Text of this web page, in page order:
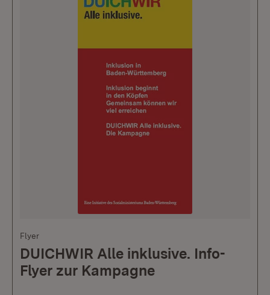
Flyer
DUICHWIR Alle inklusive. Info-
Flyer zur Kampagne